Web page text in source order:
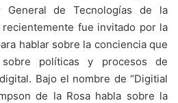
General de Tecnologías de la
fue invitado por la
hablar sobre la conciencia que
políticas y procesos de
Bajo el nombre de “Digitial
de la Rosa habla sobre la